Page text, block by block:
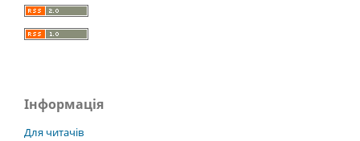
Інформація
Для читачів